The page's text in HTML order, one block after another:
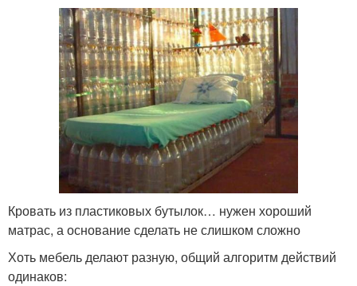
Кровать из пластиковых бутылок… нужен хороший
матрас, а основание сделать не слишком сложно
Хоть мебель делают разную, общий алгоритм действий
одинаков: